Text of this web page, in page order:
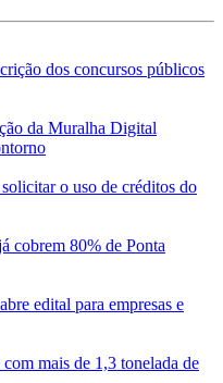
dos concursos públicos
da Muralha Digital
o uso de créditos do
cobrem 80% de Ponta
edital para empresas e
com mais de 1,3 tonelada de